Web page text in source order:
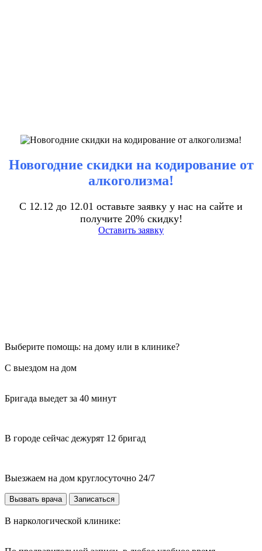
Новогодние скидки на кодирование от
алкоголизма!
С 12.12 до 12.01 оставьте заявку у нас на сайте и
получите 20% скидку!
Оставить заявку
Выберите помощь: на дому или в клинике?
С выездом на дом
Бригада выедет за 40 минут
В городе сейчас дежурят 12 бригад
Выезжаем на дом круглосуточно 24/7
Вызвать врача Записаться
В наркологической клинике: